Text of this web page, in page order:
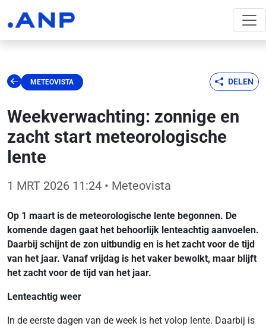
METEOVISTA DELEN
Weekverwachting: zonnige en
zacht start meteorologische
lente
1 MRT 2026 11:24 • Meteovista
Op 1 maart is de meteorologische lente begonnen. De
komende dagen gaat het behoorlijk lenteachtig aanvoelen.
Daarbij schijnt de zon uitbundig en is het zacht voor de tijd
van het jaar. Vanaf vrijdag is het vaker bewolkt, maar blijft
het zacht voor de tijd van het jaar.
Lenteachtig weer
In de eerste dagen van de week is het volop lente. Daarbij is